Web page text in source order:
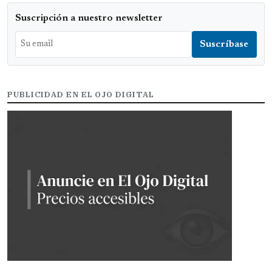
Suscripción a nuestro newsletter
PUBLICIDAD EN EL OJO DIGITAL